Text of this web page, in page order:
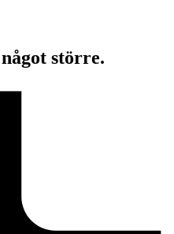
större.